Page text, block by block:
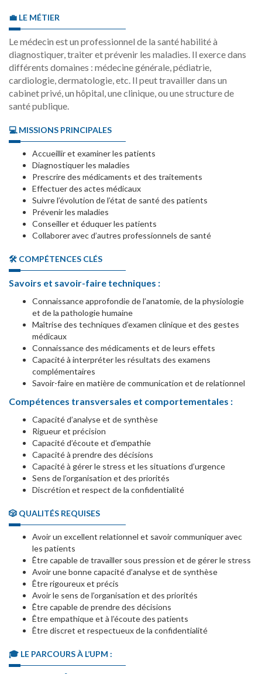
💼 LE MÉTIER
Le médecin est un professionnel de la santé habilité à
diagnostiquer, traiter et prévenir les maladies. Il exerce dans
différents domaines : médecine générale, pédiatrie,
cardiologie, dermatologie, etc. Il peut travailler dans un
cabinet privé, un hôpital, une clinique, ou une structure de
santé publique.
💻 MISSIONS PRINCIPALES
Accueillir et examiner les patients
Diagnostiquer les maladies
Prescrire des médicaments et des traitements
Effectuer des actes médicaux
Suivre l’évolution de l’état de santé des patients
Prévenir les maladies
Conseiller et éduquer les patients
Collaborer avec d’autres professionnels de santé
🛠️ COMPÉTENCES CLÉS
Savoirs et savoir-faire techniques :
Connaissance approfondie de l’anatomie, de la physiologie
et de la pathologie humaine
Maîtrise des techniques d’examen clinique et des gestes
médicaux
Connaissance des médicaments et de leurs effets
Capacité à interpréter les résultats des examens
complémentaires
Savoir-faire en matière de communication et de relationnel
Compétences transversales et comportementales :
Capacité d’analyse et de synthèse
Rigueur et précision
Capacité d’écoute et d’empathie
Capacité à prendre des décisions
Capacité à gérer le stress et les situations d’urgence
Sens de l’organisation et des priorités
Discrétion et respect de la confidentialité
🎲 QUALITÉS REQUISES
Avoir un excellent relationnel et savoir communiquer avec
les patients
Être capable de travailler sous pression et de gérer le stress
Avoir une bonne capacité d’analyse et de synthèse
Être rigoureux et précis
Avoir le sens de l’organisation et des priorités
Être capable de prendre des décisions
Être empathique et à l’écoute des patients
Être discret et respectueux de la confidentialité
🎓 LE PARCOURS À L’UPM :